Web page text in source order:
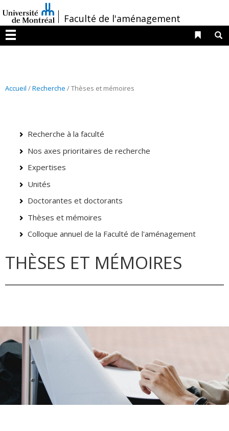
au
contenu
/Faculté de l'aménagement
Menu
Liens
Accueil /Recherche / Thèses et mémoires
Recherche à la faculté
Nos axes prioritaires de recherche
Expertises
Unités
Doctorantes et doctorants
Thèses et mémoires
Colloque annuel de la Faculté de l'aménagement
THÈSES ET MÉMOIRES